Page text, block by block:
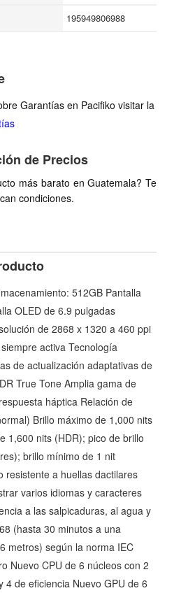
195949806988
Garantías en Pacifiko visitar la
de Precios
más barato en Guatemala? Te
condiciones.
512GB Pantalla
OLED de 6.9 pulgadas
de 2868 x 1320 a 460 ppi
activa Tecnología
de actualización adaptativas de
True Tone Amplia gama de
háptica Relación de
Brillo máximo de 1,000 nits
1,600 nits (HDR); pico de brillo
brillo mínimo de 1 nit
resistente a huellas dactilares
varios idiomas y caracteres
a las salpicaduras, al agua y
(hasta 30 minutos a una
metros) según la norma IEC
Nuevo CPU de 6 núcleos con 2
4 de eficiencia Nuevo GPU de 6